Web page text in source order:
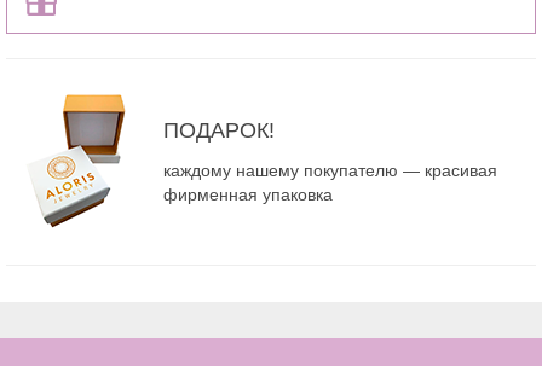
ПОДАРОК!
каждому нашему покупателю — красивая
фирменная упаковка